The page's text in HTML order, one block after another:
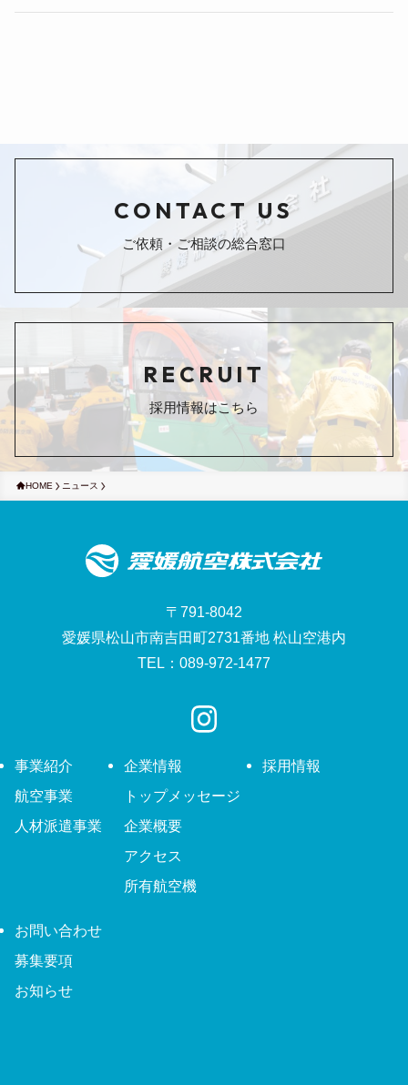
CONTACT US
ご依頼・ご相談の総合窓口
RECRUIT
採用情報はこちら
HOME ニュース
〒791-8042
愛媛県松山市南吉田町2731番地 松山空港内
TEL：089-972-1477
事業紹介
航空事業
人材派遣事業
企業情報
トップメッセージ
企業概要
アクセス
所有航空機
採用情報
お問い合わせ
募集要項
お知らせ